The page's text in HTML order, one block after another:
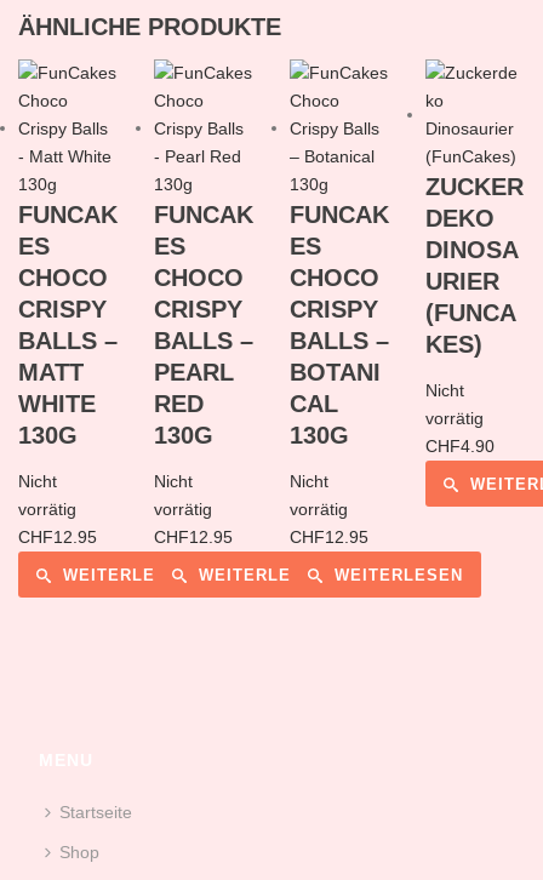
ÄHNLICHE PRODUKTE
FUNCAK
ES
CHOCO
CRISPY
BALLS –
MATT
WHITE
130G
Nicht
vorrätig
CHF12.95
WEITERLESEN
FUNCAK
ES
CHOCO
CRISPY
BALLS –
PEARL
RED
130G
Nicht
vorrätig
CHF12.95
WEITERLESEN
FUNCAK
ES
CHOCO
CRISPY
BALLS –
BOTANI
CAL
130G
Nicht
vorrätig
CHF12.95
WEITERLESEN
ZUCKER
DEKO
DINOSA
URIER
(FUNCA
KES)
Nicht
vorrätig
CHF4.90
Startseite
Shop